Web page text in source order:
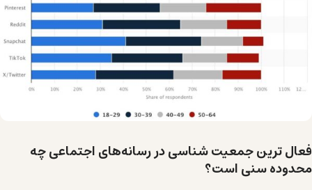
فعال ترین جمعیت شناسی در رسانه‌های اجتماعی چه
محدوده سنی است؟